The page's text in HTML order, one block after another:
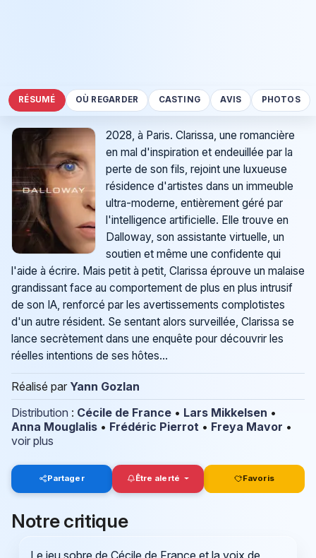
RÉSUMÉ OÙ REGARDER CASTING AVIS PHOTOS
2028, à Paris. Clarissa, une romancière
en mal d'inspiration et endeuillée par la
perte de son fils, rejoint une luxueuse
résidence d'artistes dans un immeuble
ultra-moderne, entièrement géré par
l'intelligence artificielle. Elle trouve en
Dalloway, son assistante virtuelle, un
soutien et même une confidente qui
l'aide à écrire. Mais petit à petit, Clarissa éprouve un malaise
grandissant face au comportement de plus en plus intrusif
de son IA, renforcé par les avertissements complotistes
d'un autre résident. Se sentant alors surveillée, Clarissa se
lance secrètement dans une enquête pour découvrir les
réelles intentions de ses hôtes...
Réalisé par Yann Gozlan
Distribution : Cécile de France • Lars Mikkelsen •
Anna Mouglalis • Frédéric Pierrot • Freya Mavor •
voir plus
Partager Être alerté Favoris
Notre critique
Le jeu sobre de Cécile de France et la voix de